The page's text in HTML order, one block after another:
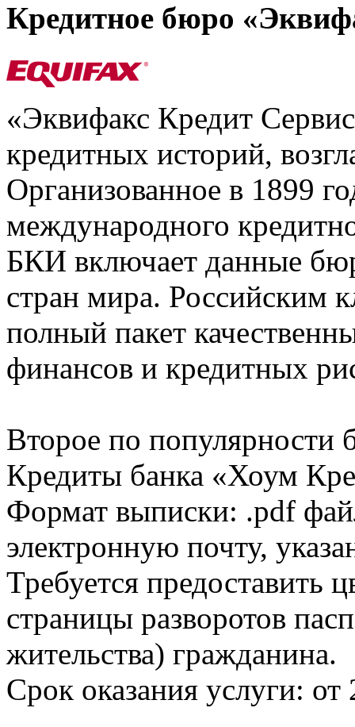
Кредитное бюро
«Эквифакс Кредит
кредитных историй,
Организованное в 1899
международного
БКИ включает данные
стран мира. Российским
полный пакет
финансов и кредитных
Второе по популярности
Кредиты банка «Хоум
Формат выписки: .pdf
электронную почту,
Требуется предоставить
страницы разворотов
жительства) гражданина.
Срок оказания услуги: от